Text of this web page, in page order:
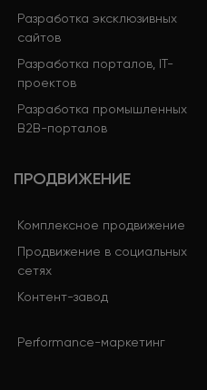
Разработка эксклюзивных
сайтов
Разработка порталов, IT-
проектов
Разработка промышленных
B2B-порталов
ПРОДВИЖЕНИЕ
Комплексное продвижение
Продвижение в социальных
сетях
Контент-завод
Performance-маркетинг